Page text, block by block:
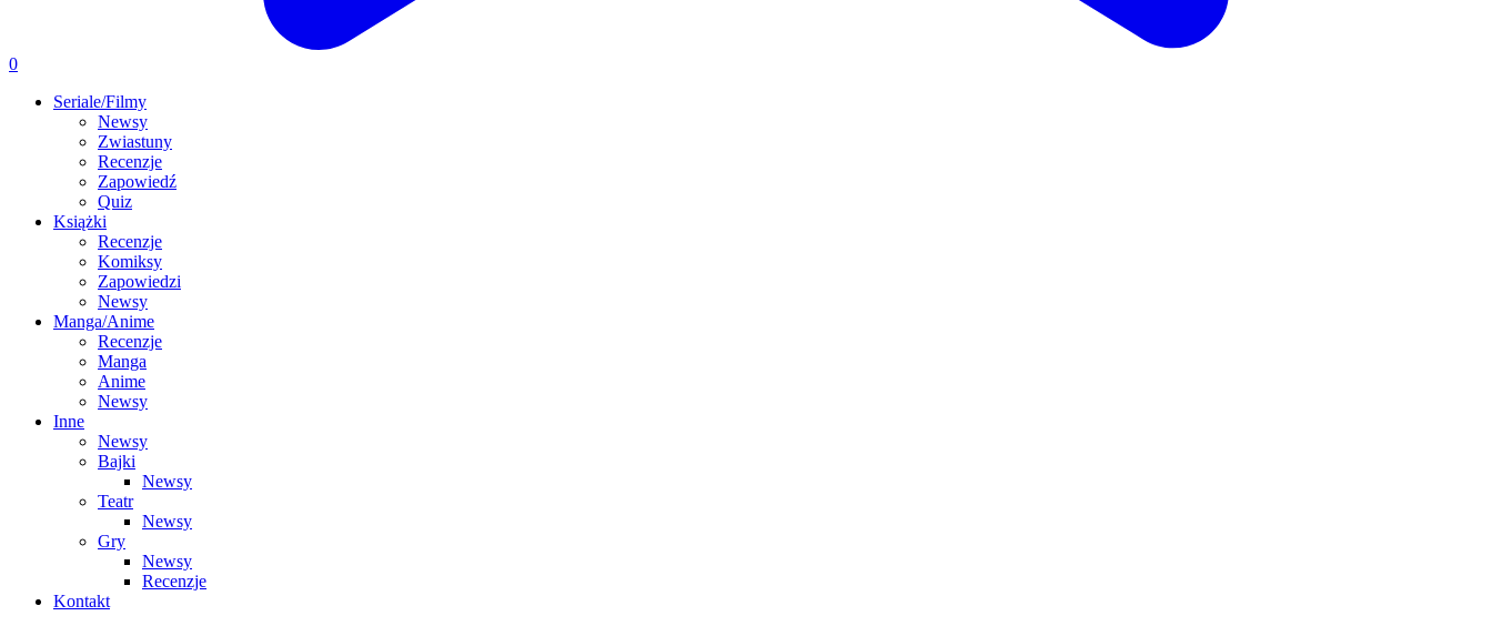
0
Seriale/Filmy
Newsy
Zwiastuny
Recenzje
Zapowiedź
Quiz
Książki
Recenzje
Komiksy
Zapowiedzi
Newsy
Manga/Anime
Recenzje
Manga
Anime
Newsy
Inne
Newsy
Bajki
Newsy
Teatr
Newsy
Gry
Newsy
Recenzje
Kontakt